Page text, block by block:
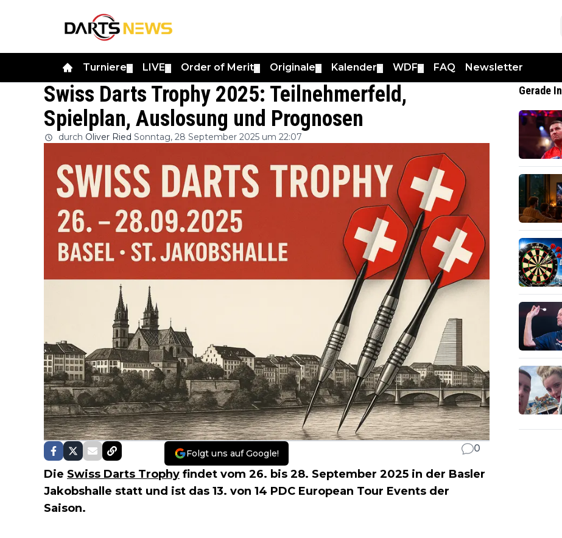
Turniere LIVE Order of Merit Originale Kalender WDF FAQ Newsletter
Swiss Darts Trophy 2025: Teilnehmerfeld,
Spielplan, Auslosung und Prognosen
durch Oliver Ried Sonntag, 28 September 2025 um 22:07
Folgt uns auf Google! 0
Die Swiss Darts Trophy findet vom 26. bis 28. September 2025 in der Basler
Jakobshalle statt und ist das 13. von 14 PDC European Tour Events der
Saison.
Gerade In